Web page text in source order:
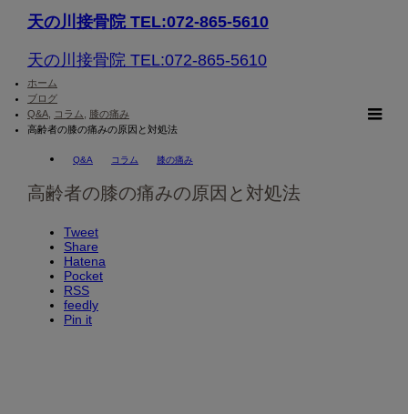
天の川接骨院 TEL:072-865-5610
天の川接骨院 TEL:072-865-5610
ホーム
ブログ
Q&A
コラム
膝の痛み
高齢者の膝の痛みの原因と対処法
Q&A コラム 膝の痛み
高齢者の膝の痛みの原因と対処法
Tweet
Share
Hatena
Pocket
RSS
feedly
Pin it